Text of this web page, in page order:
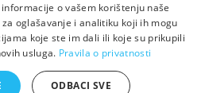
o vašem korištenju naše
oglašavanje i analitiku koji ih mogu
koje ste im dali ili koje su prikupili
usluga. Pravila o privatnosti
ODBACI SVE